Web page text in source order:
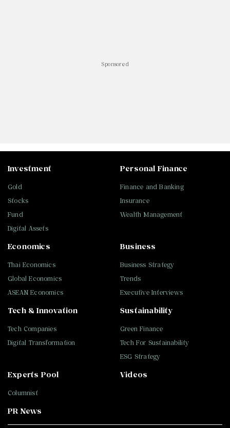
Sponsored
Investment
Gold
Stocks
Fund
Digital Assets
Personal Finance
Finance and Banking
Insurance
Wealth Management
Business
Business Strategy
Trends
Executive Interviews
Tech & Innovation
Tech Companies
Digital Transformation
Sustainability
Green Finance
Tech For Sustainability
ESG Strategy
Economics
Thai Economics
Global Economics
ASEAN Economics
Experts Pool
Columnist
Videos
PR News